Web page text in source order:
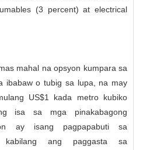
(3 percent) at electrical
mahal na opsyon kumpara sa
ibabaw o tubig sa lupa, na may
US$1 kada metro kubiko
isa sa mga pinakabagong
ay isang pagpapabuti sa
kabilang ang paggasta sa